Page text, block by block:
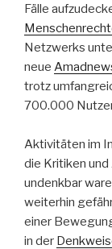
Fälle
Netzwerks
neue
trotz
700.000
Aktivitäten im
die Kritiken und
undenkbar
weiterhin
einer
in der